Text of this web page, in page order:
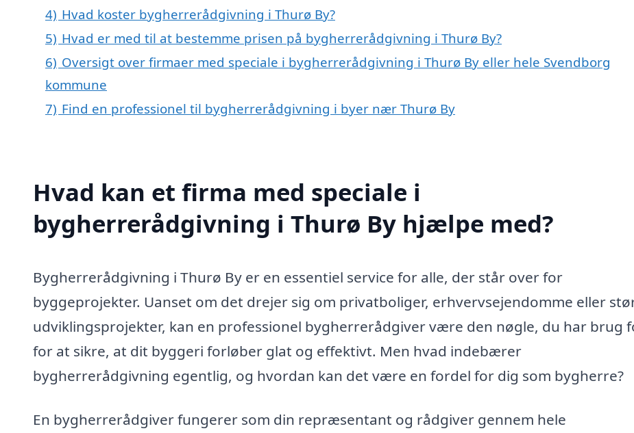
4) Hvad koster bygherrerådgivning i Thurø By?
5) Hvad er med til at bestemme prisen på bygherrerådgivning i Thurø By?
6) Oversigt over firmaer med speciale i bygherrerådgivning i Thurø By eller hele Svendborg
kommune
7) Find en professionel til bygherrerådgivning i byer nær Thurø By
Hvad kan et firma med speciale i
bygherrerådgivning i Thurø By hjælpe med?
Bygherrerådgivning i Thurø By er en essentiel service for alle, der står over for
byggeprojekter. Uanset om det drejer sig om privatboliger, erhvervsejendomme eller
udviklingsprojekter, kan en professionel bygherrerådgiver være den nøgle, du har brug
for at sikre, at dit byggeri forløber glat og effektivt. Men hvad indebærer
bygherrerådgivning egentlig, og hvordan kan det være en fordel for dig som bygherre?
En bygherrerådgiver fungerer som din repræsentant og rådgiver gennem hele